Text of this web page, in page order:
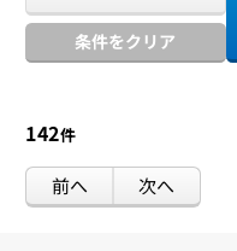
条件をクリア
142件
前へ 次へ